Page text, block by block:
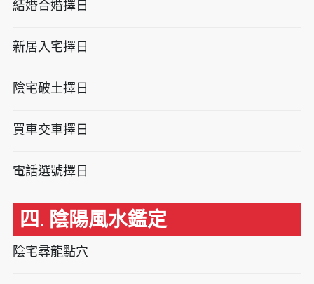
結婚合婚擇日
新居入宅擇日
陰宅破土擇日
買車交車擇日
電話選號擇日
四. 陰陽風水鑑定
陰宅尋龍點穴